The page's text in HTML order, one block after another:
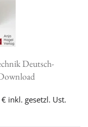
Deutsch-
inkl. gesetzl. Ust.